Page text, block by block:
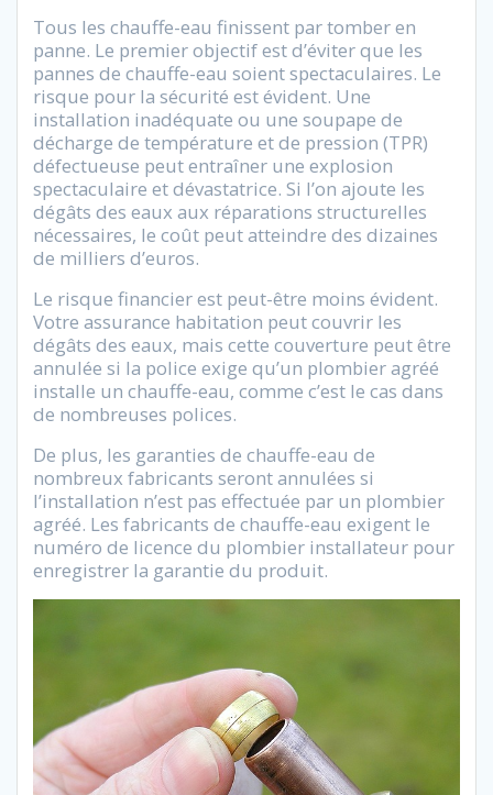
Tous les chauffe-eau finissent par tomber en
panne. Le premier objectif est d’éviter que les
pannes de chauffe-eau soient spectaculaires. Le
risque pour la sécurité est évident. Une
installation inadéquate ou une soupape de
décharge de température et de pression (TPR)
défectueuse peut entraîner une explosion
spectaculaire et dévastatrice. Si l’on ajoute les
dégâts des eaux aux réparations structurelles
nécessaires, le coût peut atteindre des dizaines
de milliers d’euros.
Le risque financier est peut-être moins évident.
Votre assurance habitation peut couvrir les
dégâts des eaux, mais cette couverture peut être
annulée si la police exige qu’un plombier agréé
installe un chauffe-eau, comme c’est le cas dans
de nombreuses polices.
De plus, les garanties de chauffe-eau de
nombreux fabricants seront annulées si
l’installation n’est pas effectuée par un plombier
agréé. Les fabricants de chauffe-eau exigent le
numéro de licence du plombier installateur pour
enregistrer la garantie du produit.